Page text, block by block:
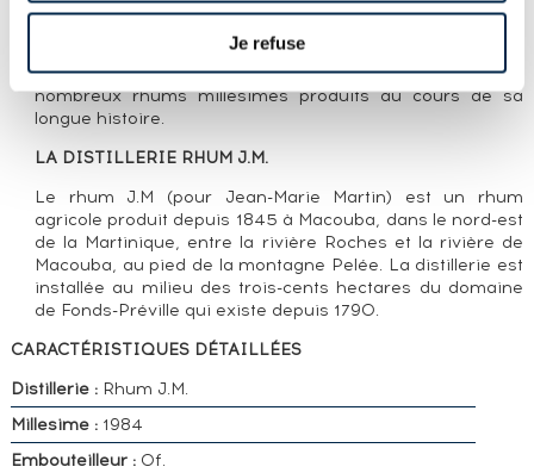
Je refuse
Vieux rhum agricole distillé en 1984 par J.M, en
(50%) là où les versions plus récentes sont généralement
proposées à des degrés plus faibles. J.M propose de
nombreux rhums millésimés produits au cours de sa
longue histoire.
LA DISTILLERIE RHUM J.M.
Le rhum J.M (pour Jean-Marie Martin) est un rhum
agricole produit depuis 1845 à Macouba, dans le nord-est
de la Martinique, entre la rivière Roches et la rivière de
Macouba, au pied de la montagne Pelée. La distillerie est
installée au milieu des trois-cents hectares du domaine
de Fonds-Préville qui existe depuis 1790.
CARACTÉRISTIQUES DÉTAILLÉES
Distillerie :Rhum J.M.
Millesime :1984
Embouteilleur :Of.